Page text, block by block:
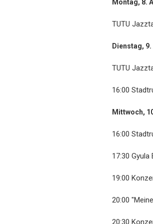
Montag, 8.
TUTU
Dienstag,
TUTU
16:00
Mittwoch,
16:00
17:30
19:00
20:00
20:30